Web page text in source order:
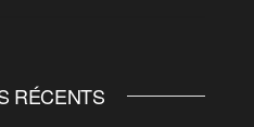
RÉCENTS